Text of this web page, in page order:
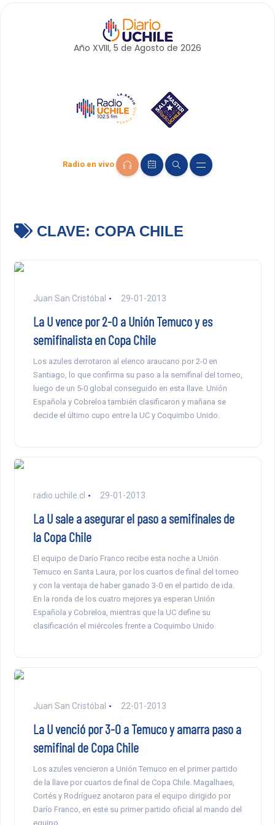
Año XVIII, 5 de Agosto de 2026
Radio en vivo
CLAVE: COPA CHILE
Juan San Cristóbal 29-01-2013
La U vence por 2-0 a Unión Temuco y es
semifinalista en Copa Chile
Los azules derrotaron al elenco araucano por 2-0 en
Santiago, lo que confirma su paso a la semifinal del torneo,
luego de un 5-0 global conseguido en esta llave. Unión
Española y Cobreloa también clasificaron y mañana se
decide el último cupo entre la UC y Coquimbo Unido.
radio.uchile.cl 29-01-2013
La U sale a asegurar el paso a semifinales de
la Copa Chile
El equipo de Darío Franco recibe esta noche a Unión
Temuco en Santa Laura, por los cuartos de final del torneo
y con la ventaja de haber ganado 3-0 en el partido de ida.
En la ronda de los cuatro mejores ya esperan Unión
Española y Cobreloa, mientras que la UC define su
clasificación el miércoles frente a Coquimbo Unido.
Juan San Cristóbal 22-01-2013
La U venció por 3-0 a Temuco y amarra paso a
semifinal de Copa Chile
Los azules vencieron a Unión Temuco en el primer partido
de la llave por cuartos de final de Copa Chile. Magalhaes,
Cortés y Rodríguez anotaron para el equipo dirigido por
Darío Franco, en este su primer partido oficial al mando del
equipo.